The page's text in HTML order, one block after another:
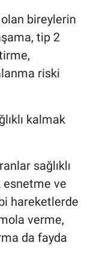
bireylerin
tip 2
riski
kalmak
sağlıklı
esnetme ve
hareketlerde
verme,
da fayda